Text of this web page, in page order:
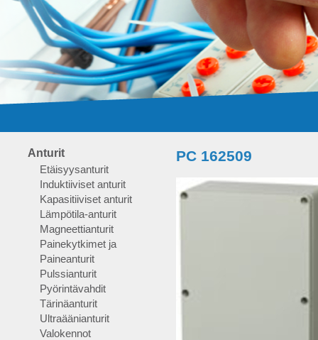
Anturit
Etäisyysanturit
Induktiiviset anturit
Kapasitiiviset anturit
Lämpötila-anturit
Magneettianturit
Painekytkimet ja
Paineanturit
Pulssianturit
Pyörintävahdit
Tärinäanturit
Ultraäänianturit
Valokennot
PC 162509